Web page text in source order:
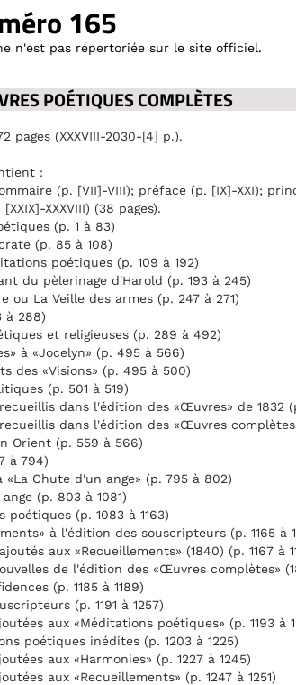
165
n'est pas répertoriée sur le site officiel.
POÉTIQUES COMPLÈTES
pages (XXXVIII-2030-[4] p.).
:
(p. [VII]-VIII); préface (p. [IX]-XXI);
XXXVIII) (38 pages).
(p. 1 à 83)
(p. 85 à 108)
poétiques (p. 109 à 192)
du pèlerinage d'Harold (p. 193 à 245)
ou La Veille des armes (p. 247 à 271)
à 288)
et religieuses (p. 289 à 492)
à «Jocelyn» (p. 495 à 566)
des «Visions» (p. 495 à 500)
(p. 501 à 519)
dans l'édition des «Œuvres» de 1832
dans l'édition des «Œuvres
Orient (p. 559 à 566)
à 794)
«La Chute d'un ange» (p. 795 à 802)
(p. 803 à 1081)
poétiques (p. 1083 à 1163)
à l'édition des souscripteurs (p. 1165 à
aux «Recueillements» (1840) (p. 1167 à
de l'édition des «Œuvres complètes»
(p. 1185 à 1189)
(p. 1191 à 1257)
aux «Méditations poétiques» (p. 1193 à
poétiques inédites (p. 1203 à 1225)
aux «Harmonies» (p. 1227 à 1245)
aux «Recueillements» (p. 1247 à 1251)